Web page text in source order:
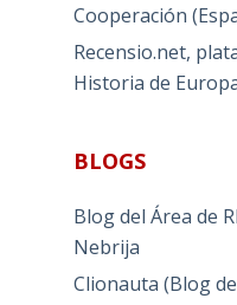
Cooperación
Recensio.net,
Historia de
BLOGS
Blog del Área de
Nebrija
Clionauta (Blog